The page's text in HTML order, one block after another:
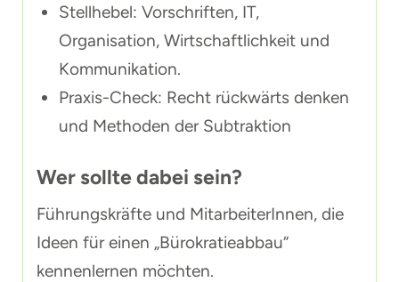
Stellhebel: Vorschriften, IT,
Organisation, Wirtschaftlichkeit und
Kommunikation.
Praxis-Check: Recht rückwärts denken
und Methoden der Subtraktion
Wer sollte dabei sein?
Führungskräfte und MitarbeiterInnen, die
Ideen für einen „Bürokratieabbau“
kennenlernen möchten.